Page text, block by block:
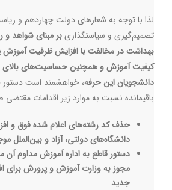
لذا با توجه به شعارهای دولت چهاردهم و
تصمیم‌گیری و سیاستگذاریبر مبنای شواهد و
بهداشت در مخالفت با افزایش ظرفیت
کیفیت آموزش و همچنین حساسیتهای
دانشجویان این حرفه، خواهشمند است دستور
باقیمانده نسبت به موارد زیر اقدامات
حذف کد رشته‌های اعلام شده فوق و
دانشگاه‌های دولتی، آزاد و بین‌الملل
دستور قاطع به اداره آموزش مداوم آن
مجوز به وزارت آموزش و پرورش برای
جدید